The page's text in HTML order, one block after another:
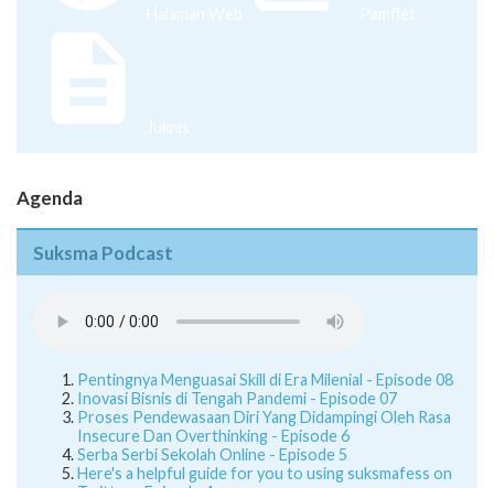
Halaman Web Pamflet
Juknis
Agenda
Suksma Podcast
Pentingnya Menguasai Skill di Era Milenial - Episode 08
Inovasi Bisnis di Tengah Pandemi - Episode 07
Proses Pendewasaan Diri Yang Didampingi Oleh Rasa
Insecure Dan Overthinking - Episode 6
Serba Serbi Sekolah Online - Episode 5
Here's a helpful guide for you to using suksmafess on